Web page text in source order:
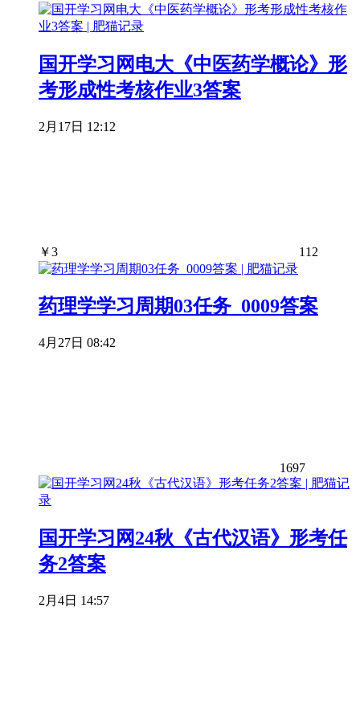
国开学习网电大《中医药学概论》形
考形成性考核作业3答案
2月17日 12:12
￥3 112
药理学学习周期03任务_0009答案
4月27日 08:42
1697
国开学习网24秋《古代汉语》形考任
务2答案
2月4日 14:57